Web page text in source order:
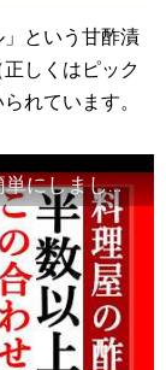
という甘酢漬
しくはピック
れています。
【万能合わせ酢】料理屋の作り方を簡単にしましたのでお役立ていただければ幸いです